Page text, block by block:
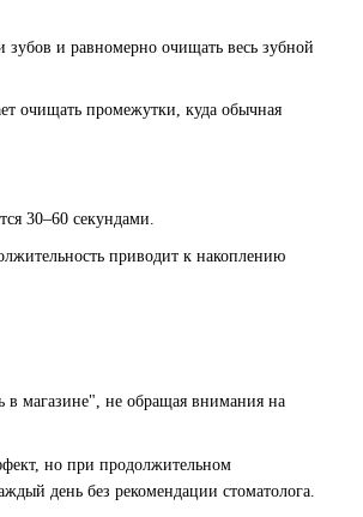
и равномерно очищать весь зубной
очищать промежутки, куда обычная
30–60 секундами.
приводит к накоплению
в магазине", не обращая внимания на
но при продолжительном
день без рекомендации стоматолога.